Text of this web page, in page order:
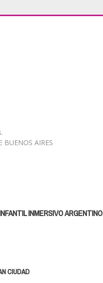
BUENOS AIRES
INMERSIVO ARGENTINO
CIUDAD